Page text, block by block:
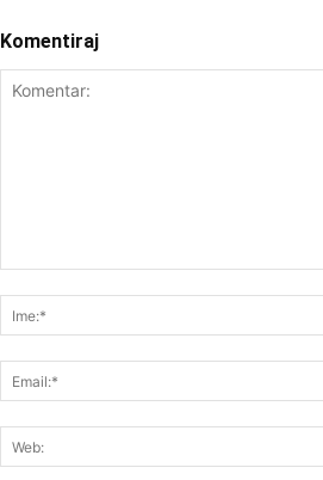
Komentiraj